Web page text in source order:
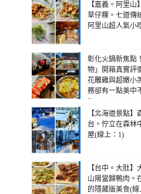
【嘉義。阿里山
草仔粿。七道傳
阿里山超人氣小
彰化火鍋新焦點
物」開箱真實評
花雕雞與超嫩小
務卻有一點美中
2)
【北海道景點】
台。佇立在森林
屋(線上：1)
【台中。大肚】
山陽當歸鴨肉。
的隱藏版美食(線